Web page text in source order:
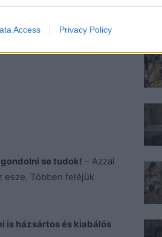
Access Privacy Policy
hogy vannak még
se tudok! – Azzal
esze. Többen feléjük
is házsártos és kiabálós